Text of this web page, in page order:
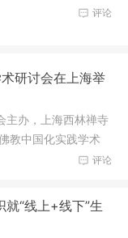
评论
研讨会在上海举
主办，上海西林禅寺
教中国化实践学术
评论
“线上+线下”生